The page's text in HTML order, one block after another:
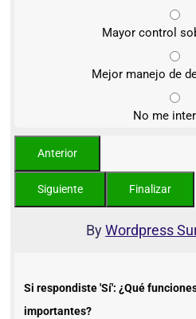
Mayor control
Mejor manejo de
No me
ByWordpress
Si respondiste 'Sí': ¿Qué
importantes?